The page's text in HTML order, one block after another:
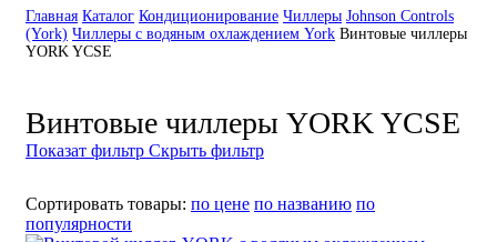
Главная Каталог Кондиционирование Чиллеры Johnson Controls
(York) Чиллеры с водяным охлаждением York Винтовые чиллеры
YORK YCSE
Винтовые чиллеры YORK YCSE
Показат фильтр Скрыть фильтр
Сортировать товары: по цене по названию по
популярности